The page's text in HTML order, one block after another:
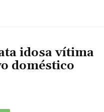
idosa vítima
doméstico